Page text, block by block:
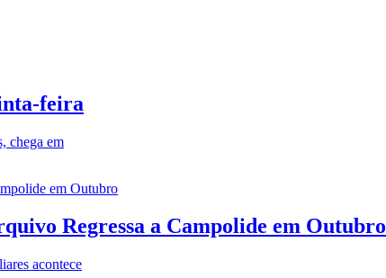
feira
chega em
Regressa a Campolide em Outubro
acontece